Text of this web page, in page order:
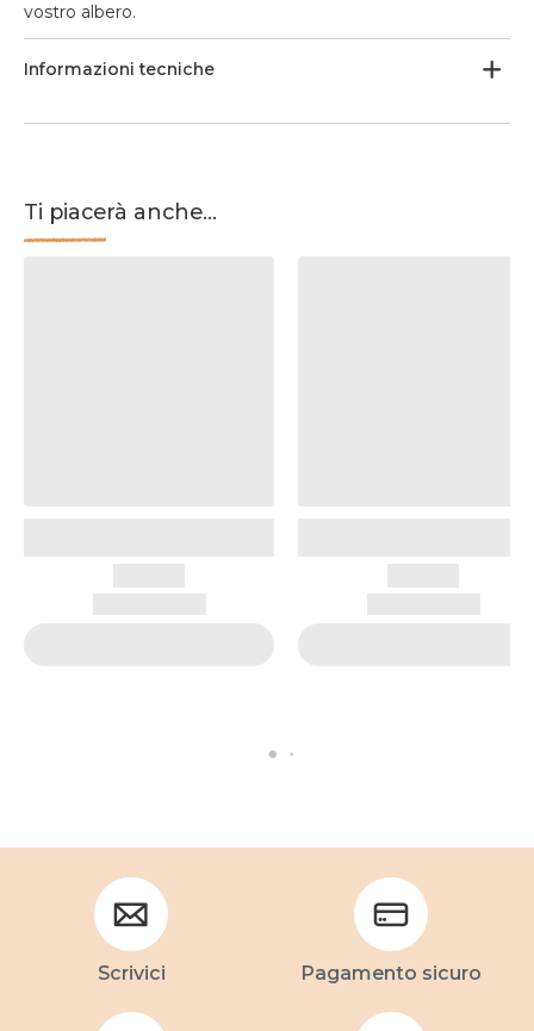
vostro albero.
Informazioni tecniche
Ti piacerà anche...
Scrivici Pagamento sicuro